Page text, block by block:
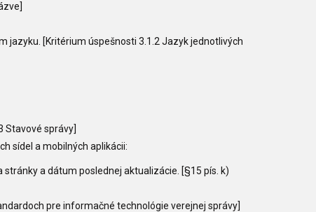
jazyku. [Kritérium úspešnosti 3.1.2 Jazyk jednotlivých
Stavové správy]
sídel a mobilných aplikácii:
a dátum poslednej aktualizácie. [§15 pís. k)
pre informačné technológie verejnej správy]